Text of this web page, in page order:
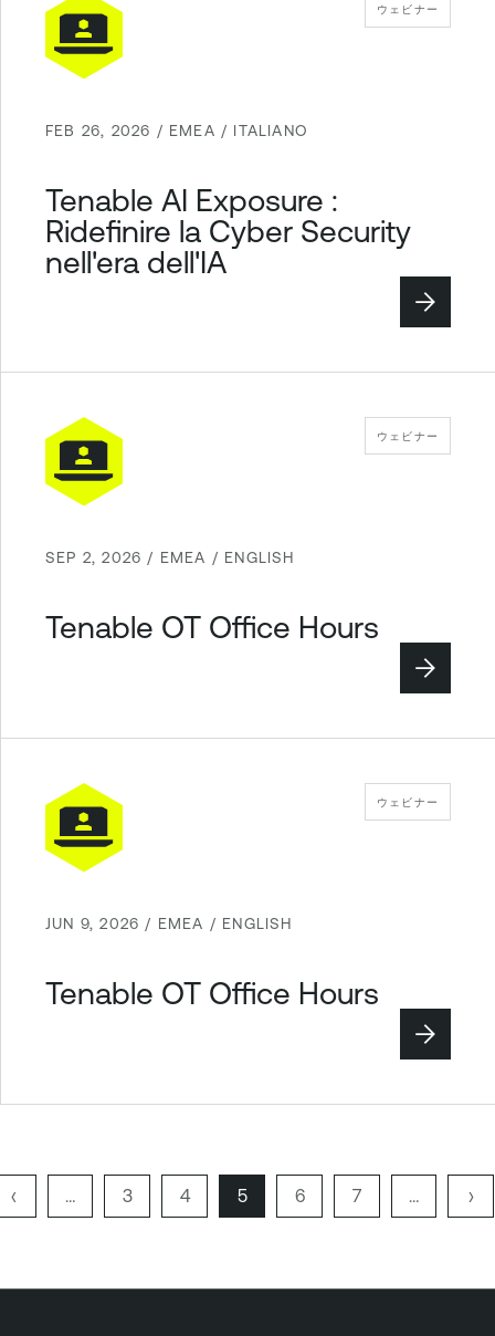
ウェビナー
FEB 26, 2026 / EMEA / ITALIANO
Tenable AI Exposure :
Ridefinire la Cyber Security
nell'era dell'IA
ウェビナー
SEP 2, 2026 / EMEA / ENGLISH
Tenable OT Office Hours
ウェビナー
JUN 9, 2026 / EMEA / ENGLISH
Tenable OT Office Hours
P
r
‹ …
ペ
ー
3
ペ
ー
4
ペ
ー
5
ペ
ー
6
ペ
ー
7 …
次
の
›